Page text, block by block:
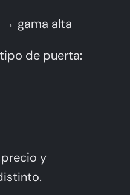
→ gama alta
de puerta:
y